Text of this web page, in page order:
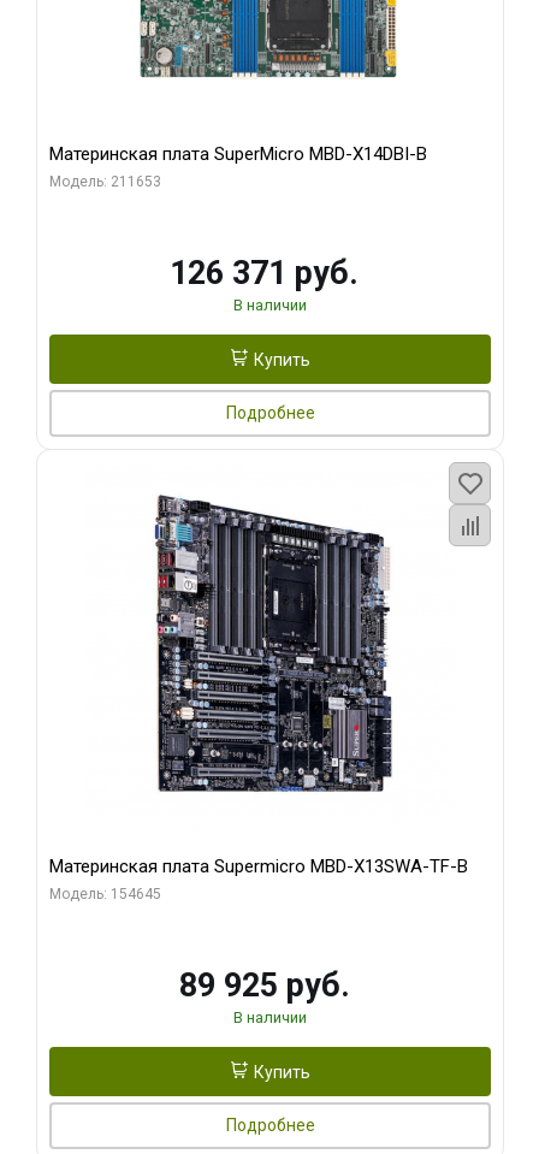
Материнская плата SuperMicro MBD-X14DBI-B
Модель: 211653
126 371 руб.
В наличии
Купить
Подробнее
Материнская плата Supermicro MBD-X13SWA-TF-B
Модель: 154645
89 925 руб.
В наличии
Купить
Подробнее